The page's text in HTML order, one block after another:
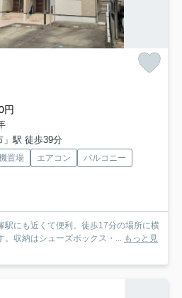
円
」駅 徒歩39分
置場 エアコン
バルコニー
にも近くて便利。徒歩17分の場所に横
。収納はシューズボックス・... もっと見